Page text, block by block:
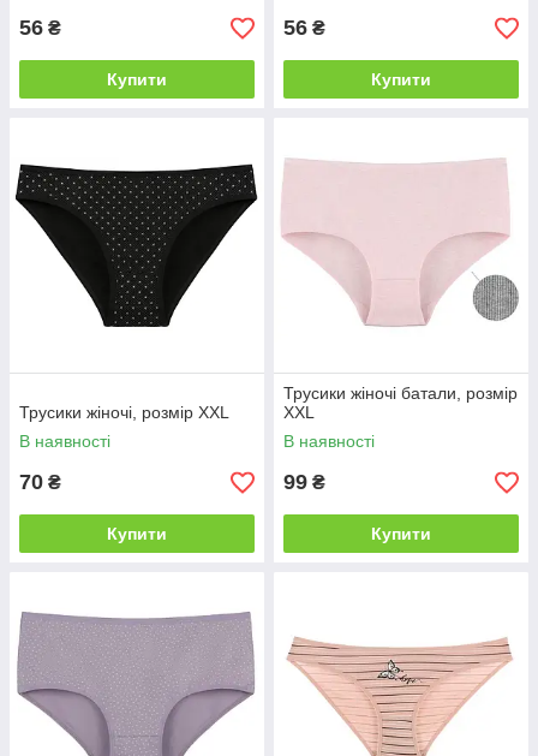
56 ₴
Купити
56 ₴
Купити
Трусики жіночі, розмір XXL
В наявності
70 ₴
Купити
Трусики жіночі батали, розмір
XXL
В наявності
99 ₴
Купити